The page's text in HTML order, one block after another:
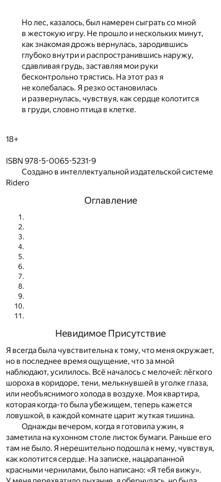
Но лес, казалось, был намерен сыграть со мной
в жестокую игру. Не прошло и нескольких минут,
как знакомая дрожь вернулась, зародившись
глубоко внутри и распространившись наружу,
сдавливая грудь, заставляя мои руки
бесконтрольно трястись. На этот раз я
не колебалась. Я резко остановилась
и развернулась, чувствуя, как сердце колотится
в груди, словно птица в клетке.
18+
ISBN 978-5-0065-5231-9
Создано в интеллектуальной издательской системе
Ridero
Оглавление
Невидимое Присутствие
Я всегда была чувствительна к тому, что меня окружает,
но в последнее время ощущение, что за мной
наблюдают, усилилось. Всё началось с мелочей: лёгкого
шороха в коридоре, тени, мелькнувшей в уголке глаза,
или необъяснимого холода в воздухе. Моя квартира,
которая когда-то была убежищем, теперь кажется
ловушкой, в каждой комнате царит жуткая тишина.
Однажды вечером, когда я готовила ужин, я
заметила на кухонном столе листок бумаги. Раньше его
там не было. Я нерешительно подошла к нему, чувствуя,
как колотится сердце. На записке, нацарапанной
красными чернилами, было написано: «Я тебя вижу».